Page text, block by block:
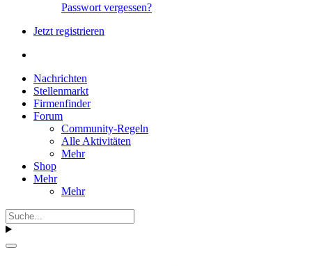
Passwort vergessen?
Jetzt registrieren
Nachrichten
Stellenmarkt
Firmenfinder
Forum
Community-Regeln
Alle Aktivitäten
Mehr
Shop
Mehr
Mehr